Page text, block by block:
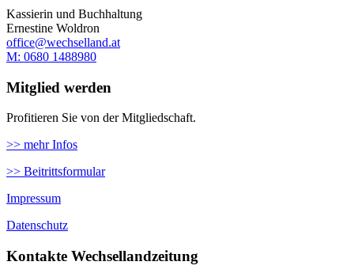
Kassierin und Buchhaltung
Ernestine Woldron
office@wechselland.at
M: ‭0680 1488980‬
Mitglied werden
Profitieren Sie von der Mitgliedschaft.
>> mehr Infos
>> Beitrittsformular
Impressum
Datenschutz
Kontakte Wechsellandzeitung